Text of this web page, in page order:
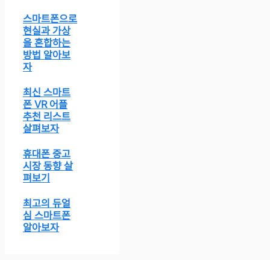
스마트폰으로
현실과 가상
을 혼합하는
방법 알아보
자
최신 스마트
폰 VR 어플
추천 리스트
살펴보자
휴대폰 중고
시장 동향 살
펴보기
최고의 듀얼
심 스마트폰
알아보자